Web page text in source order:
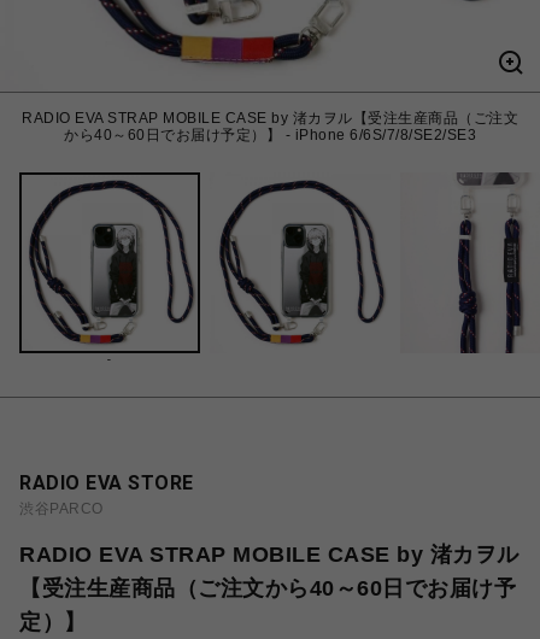
RADIO EVA STRAP MOBILE CASE by 渚カヲル【受注生産商品（ご注文
から40～60日でお届け予定）】 - iPhone 6/6S/7/8/SE2/SE3
-
RADIO EVA STORE
渋谷PARCO
RADIO EVA STRAP MOBILE CASE by 渚カヲル
【受注生産商品（ご注文から40～60日でお届け予
定）】